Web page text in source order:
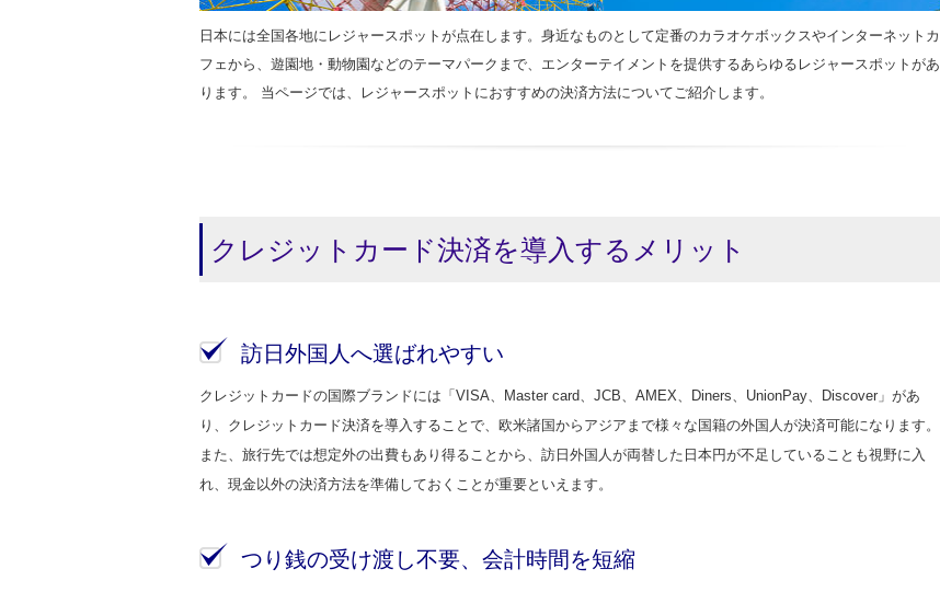
日本には全国各地にレジャースポットが点在します。身近なものとして定番のカラオケボックスやインターネットカ
フェから、遊園地・動物園などのテーマパークまで、エンターテイメントを提供するあらゆるレジャースポットがあ
ります。 当ページでは、レジャースポットにおすすめの決済方法についてご紹介します。
クレジットカード決済を導入するメリット
訪日外国人へ選ばれやすい
クレジットカードの国際ブランドには「VISA、Master card、JCB、AMEX、Diners、UnionPay、Discover」があ
り、クレジットカード決済を導入することで、欧米諸国からアジアまで様々な国籍の外国人が決済可能になります。
また、旅行先では想定外の出費もあり得ることから、訪日外国人が両替した日本円が不足していることも視野に入
れ、現金以外の決済方法を準備しておくことが重要といえます。
つり銭の受け渡し不要、会計時間を短縮